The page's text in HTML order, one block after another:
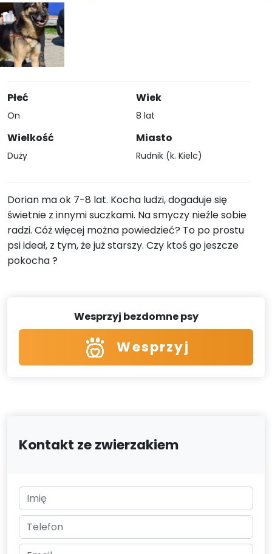
Płeć
On
Wielkość
Duży
Wiek
8 lat
Miasto
Rudnik (k. Kielc)
Dorian ma ok 7-8 lat. Kocha ludzi, dogaduje się
świetnie z innymi suczkami. Na smyczy nieźle sobie
radzi. Cóż więcej można powiedzieć? To po prostu
psi ideał, z tym, że już starszy. Czy ktoś go jeszcze
pokocha ?
Wesprzyj bezdomne psy
Wesprzyj
Kontakt ze zwierzakiem